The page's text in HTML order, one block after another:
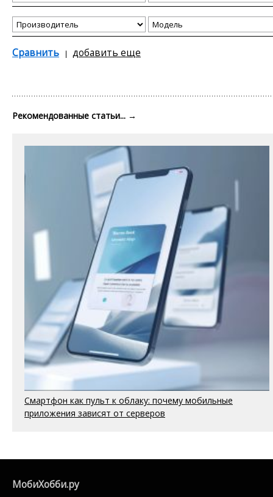
Сравнить добавить еще
Рекомендованные статьи... →
Смартфон как пульт к облаку: почему мобильные
приложения зависят от серверов
МобиХобби.ру